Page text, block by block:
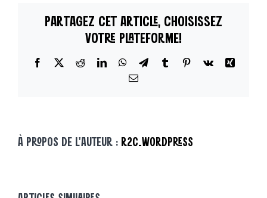
baptêmes
jeunes
PARTAGEZ CET ARTICLE, CHOISISSEZ
VOTRE PLATEFORME!
Facebook
X RedditLinkedInWhatsApp
TelegramTumblrPinterest
Vk
Xing
Email
À PROPOS DE L'AUTEUR : R2C_WORDPRESS